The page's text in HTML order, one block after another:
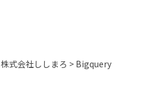
株式会社ししまろ > Bigquery